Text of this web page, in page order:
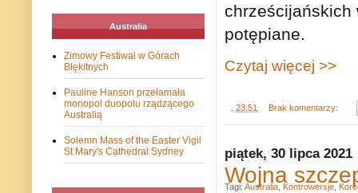
chrześcijańskich
potępiane.
Czytaj więcej >>
23:51 Brak komentarzy:
piątek, 30 lipca 2021
Wojna
Tagi: Australia Kontrowersje
Australia
Zimowy Festiwal w Górach
Błękitnych
Pauline Hanson przełamała
monopol duopolu rządzącego
Australią
Solemn Mass of the Easter Vigil
St Mary's Cathedral Sydney